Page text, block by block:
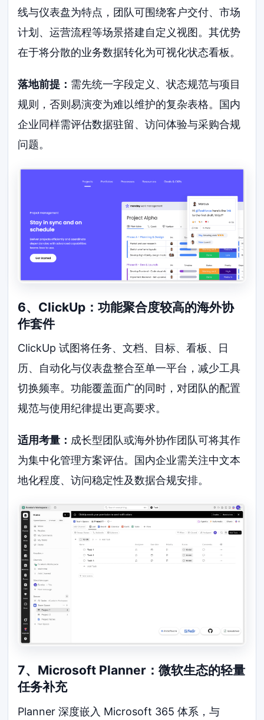
线与仪表盘为特点，团队可围绕客户交付、市场
计划、运营流程等场景搭建自定义视图。其优势
在于将分散的业务数据转化为可视化状态看板。
落地前提： 需先统一字段定义、状态规范与项目
规则，否则易演变为难以维护的复杂表格。国内
企业同样需评估数据驻留、访问体验与采购合规
问题。
6、ClickUp：功能聚合度较高的海外协
作套件
ClickUp 试图将任务、文档、目标、看板、日
历、自动化与仪表盘整合至单一平台，减少工具
切换频率。功能覆盖面广的同时，对团队的配置
规范与使用纪律提出更高要求。
适用考量： 成长型团队或海外协作团队可将其作
为集中化管理方案评估。国内企业需关注中文本
地化程度、访问稳定性及数据合规安排。
7、Microsoft Planner：微软生态的轻量
任务补充
Planner 深度嵌入 Microsoft 365 体系，与